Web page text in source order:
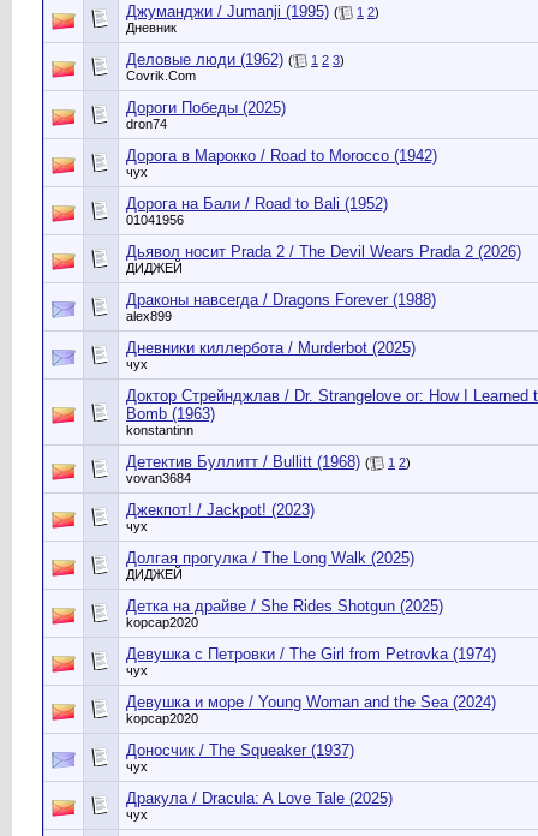
Джуманджи / Jumanji (1995) ( 1 2)
Дневник
Деловые люди (1962) ( 1 2 3)
Сovrik.Com
Дороги Победы (2025)
dron74
Дорога в Марокко / Road to Morocco (1942)
чух
Дорога на Бали / Road to Bali (1952)
01041956
Дьявол носит Prada 2 / The Devil Wears Prada 2 (2026)
ДИДЖЕЙ
Драконы навсегда / Dragons Forever (1988)
alex899
Дневники киллербота / Murderbot (2025)
чух
Доктор Стрейнджлав / Dr. Strangelove or: How I Learned
Bomb (1963)
konstantinn
Детектив Буллитт / Bullitt (1968) ( 1 2)
vovan3684
Джекпот! / Jackpot! (2023)
чух
Долгая прогулка / The Long Walk (2025)
ДИДЖЕЙ
Детка на драйве / She Rides Shotgun (2025)
kopcap2020
Девушка с Петровки / The Girl from Petrovka (1974)
чух
Девушка и море / Young Woman and the Sea (2024)
kopcap2020
Доносчик / The Squeaker (1937)
чух
Дракула / Dracula: A Love Tale (2025)
чух